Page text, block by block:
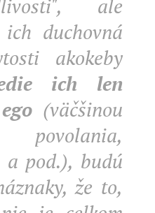
ale
duchovná
akokeby
ich len
(väčšinou
povolania,
a pod.), budú
že to,